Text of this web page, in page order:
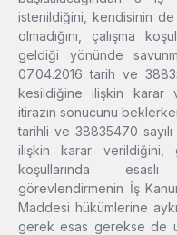
istenildiğini, kendisinin
olmadığını, çalışma
geldiği yönünde
07.04.2016 tarih ve
kesildiğine ilişkin karar
itirazın sonucunu
tarihli ve 38835470
ilişkin karar verildiğini,
koşullarında
görevlendirmenin İş
Maddesi hükümlerine
gerek esas gerekse de